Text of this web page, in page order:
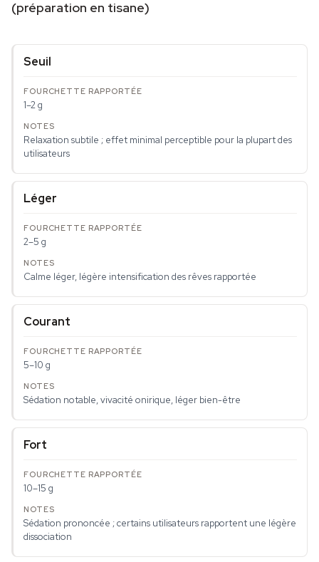
(préparation en tisane)
Seuil
1–2 g
Relaxation subtile ; effet minimal perceptible pour la plupart des
utilisateurs
Léger
2–5 g
Calme léger, légère intensification des rêves rapportée
Courant
5–10 g
Sédation notable, vivacité onirique, léger bien-être
Fort
10–15 g
Sédation prononcée ; certains utilisateurs rapportent une légère
dissociation